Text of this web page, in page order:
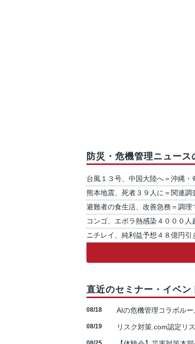
防災・危機管理ニュース
台風１３号、中国大陸へ＝沖縄
熊本地震、死者３９人に＝関連調
避難者の食生活、改善急務＝調
コンゴ、エボラ熱感染４０００
ニチレイ、純利益予想４８億円
直近のセミナー・イベン
08/18 AIの危機管理コラボル
08/19 リスク対策.com認定リ